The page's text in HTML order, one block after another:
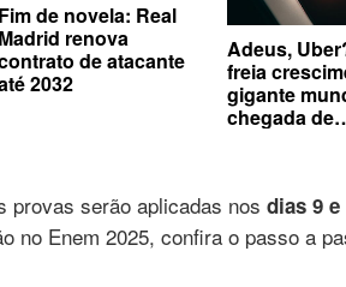
Fim de novela: Real
Madrid renova
de atacante
2032
Adeus,
freia
gigante
chegada de
provas serão aplicadas nos dias 9
no Enem 2025, confira o passo a